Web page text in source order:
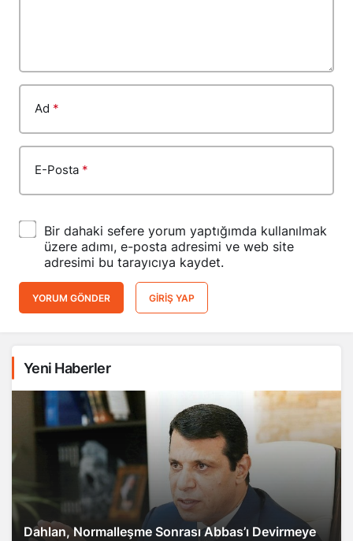
Ad *
E-Posta *
Bir dahaki sefere yorum yaptığımda kullanılmak
üzere adımı, e-posta adresimi ve web site
adresimi bu tarayıcıya kaydet.
YORUM GÖNDER GIRIŞ YAP
Yeni Haberler
Dahlan, Normalleşme Sonrası Abbas’ı Devirmeye